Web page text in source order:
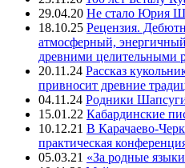
29.04.20 Не стало Юрия
18.10.25 Рецензия.
атмосферный,
древними целительными
20.11.24 Рассказ
привносит древние
04.11.24 Родники
15.01.22 Кабардинские
10.12.21 В Карачаево-
практическая
05.03.21 «За родные